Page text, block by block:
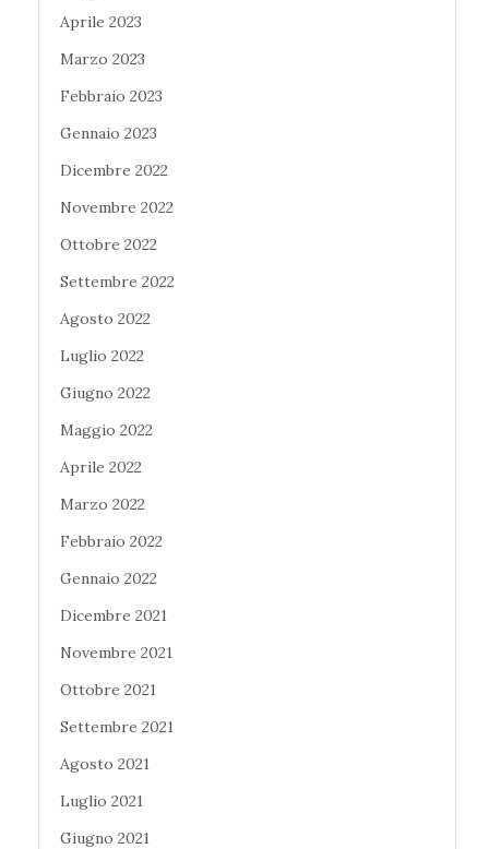
Aprile 2023
Marzo 2023
Febbraio 2023
Gennaio 2023
Dicembre 2022
Novembre 2022
Ottobre 2022
Settembre 2022
Agosto 2022
Luglio 2022
Giugno 2022
Maggio 2022
Aprile 2022
Marzo 2022
Febbraio 2022
Gennaio 2022
Dicembre 2021
Novembre 2021
Ottobre 2021
Settembre 2021
Agosto 2021
Luglio 2021
Giugno 2021